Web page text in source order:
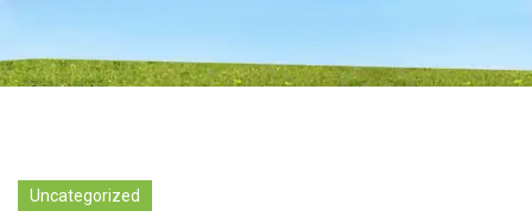
Uncategorized